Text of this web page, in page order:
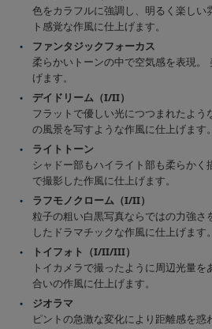
色をカラフルに強調し、明るく楽しい
ト感覚な作風に仕上げます。
ファンタジックフォーカス
柔らかいトーンの中で空気感を表現。
げます。
デイドリーム（I/II）
フラットで優しい光につつまれたよう
の風景を写すような作風に仕上げます。
ライトトーン
シャドー部もハイライト部も柔らかく
で撮影した作風に仕上げます。
ラフモノクローム（I/II）
粒子の粗い白黒写真ならではの力強さ
したドラマチックな作風に仕上げます。
トイフォト（I/II/III）
トイカメラで撮ったように周辺光量
合いの作風に仕上げます。
ジオラマ
ピントの急激な変化により距離感を惑